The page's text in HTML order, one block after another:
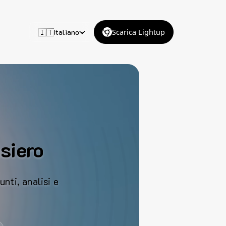
🇮🇹Italiano Scarica Lightup
analisi e